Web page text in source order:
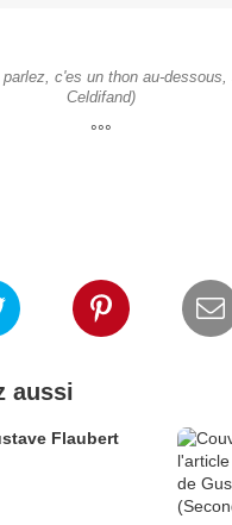
c'es un thon au-
Celdifand)
°°°
aussi
Flaubert